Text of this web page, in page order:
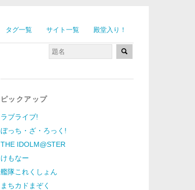
タグ一覧 サイト一覧 殿堂入り！
ピックアップ
ラブライブ!
ぼっち・ざ・ろっく!
THE IDOLM@STER
けもなー
艦隊これくしょん
まちカドまぞく